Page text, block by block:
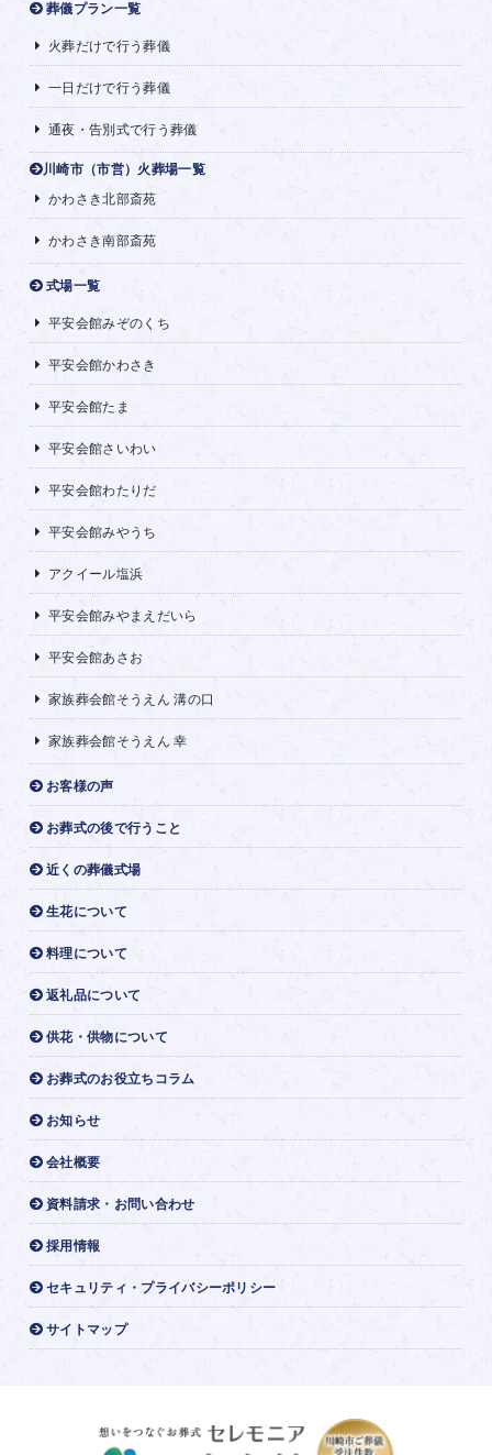
葬儀プラン一覧
火葬だけで行う葬儀
一日だけで行う葬儀
通夜・告別式で行う葬儀
川崎市（市営）火葬場一覧
かわさき北部斎苑
かわさき南部斎苑
式場一覧
平安会館みぞのくち
平安会館かわさき
平安会館たま
平安会館さいわい
平安会館わたりだ
平安会館みやうち
アクイール塩浜
平安会館みやまえだいら
平安会館あさお
家族葬会館そうえん 溝の口
家族葬会館そうえん 幸
お客様の声
お葬式の後で行うこと
近くの葬儀式場
生花について
料理について
返礼品について
供花・供物について
お葬式のお役立ちコラム
お知らせ
会社概要
資料請求・お問い合わせ
採用情報
セキュリティ・プライバシーポリシー
サイトマップ